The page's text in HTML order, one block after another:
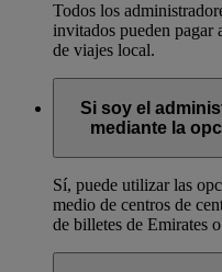
Todos los
invitados pueden pagar
de viajes local.
Si soy el
mediante la
Sí, puede utilizar las
medio de centros de
de billetes de Emirates